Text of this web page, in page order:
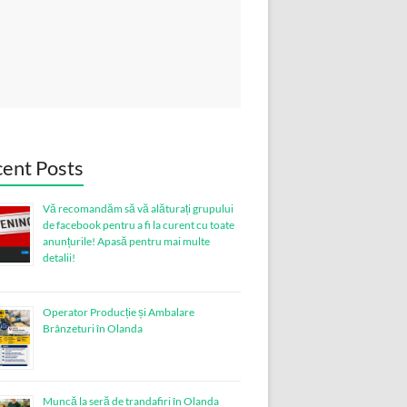
Posts
Vă recomandăm să vă alăturați grupului
de facebook pentru a fi la curent cu toate
anunțurile! Apasă pentru mai multe
detalii!
Operator Producție și Ambalare
Brânzeturi în Olanda
Muncă la seră de trandafiri în Olanda